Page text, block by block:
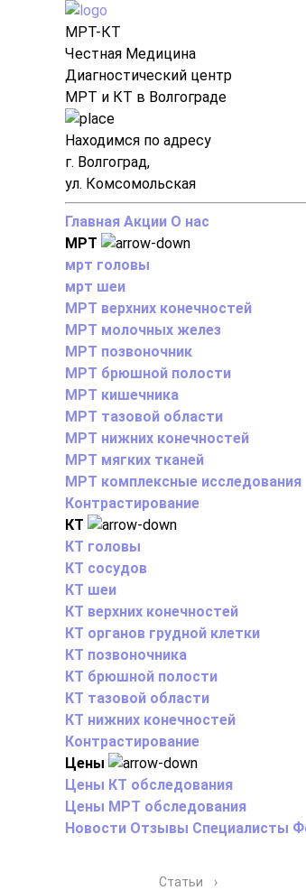
МРТ-КТ
Честная Медицина
Диагностический центр
МРТ и КТ в Волгограде
Находимся по адресу
г. Волгоград,
ул. Комсомольская
Главная Акции О нас
МРТ
мрт головы
мрт шеи
МРТ верхних конечностей
МРТ молочных желез
МРТ позвоночник
МРТ брюшной полости
МРТ кишечника
МРТ тазовой области
МРТ нижних конечностей
МРТ мягких тканей
МРТ комплексные исследования
Контрастирование
КТ
КТ головы
КТ сосудов
КТ шеи
КТ верхних конечностей
КТ органов грудной клетки
КТ позвоночника
КТ брюшной полости
КТ тазовой области
КТ нижних конечностей
Контрастирование
Цены
Цены КТ обследования
Цены МРТ обследования
Новости Отзывы Специалисты
Статьи ›